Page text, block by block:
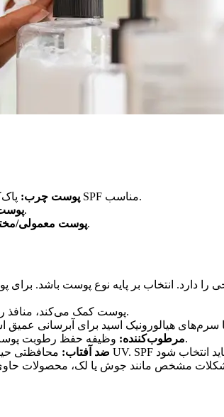
پوست چرب:
پاک‌کننده ملایم، تونر مات‌کننده، سرم یا ژل‌های آبرسان سبک، مرطوب‌کننده غیرچرب با SPF مناسب.
پاک‌کننده مغذی، سرم یا روغن‌های پایه، مرطوب‌کننده قوی، کرم شب غنی.
پوست معمولی/رویکرد تعادلی با پاک‌کننده ملایم، آبرسان سبک، مراقبت مناسب در برابر آفتاب.
دارد. انتخاب بر پایه نوع پوست باشد.
به تعادل pH پوست کمک می‌کند، منافذ را منقبض می‌کند و پایه را برای جذب بهتر مواد بعدی فراهم می‌کند.
مرطوب‌کننده:وظیفه حفظ رطوبت پوست و تقویت مانع پوست را دارد. فرمول‌ها به صورت کرم شب و کرم روز وجود دارند.
ضد آفتاب: